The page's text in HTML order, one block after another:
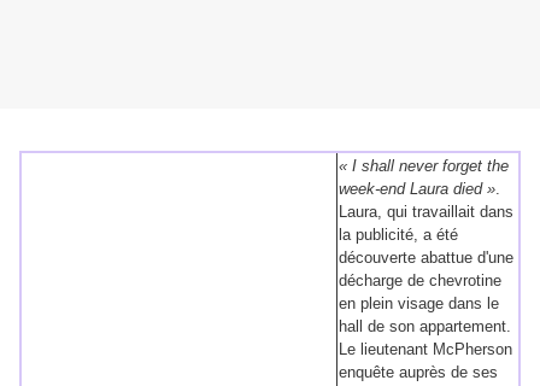
« I shall never forget the
week-end Laura died ».
Laura, qui travaillait dans
la publicité, a été
découverte abattue d'une
décharge de chevrotine
en plein visage dans le
hall de son appartement.
Le lieutenant McPherson
enquête auprès de ses